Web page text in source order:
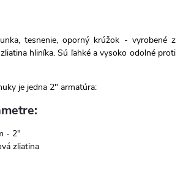
tesnenie, oporný krúžok - vyrobené z
hliníka. Sú ľahké a vysoko odolné proti
je jedna 2" armatúra:
- 2"
zliatina